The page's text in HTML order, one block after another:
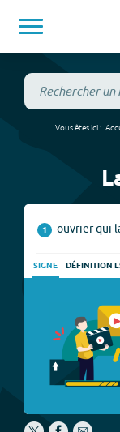
Vous êtes ici :
1 ouvrier qui
SIGNE DÉFINITION